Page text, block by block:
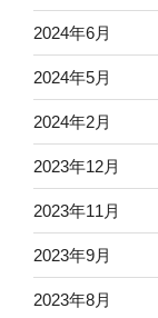
2024年6月
2024年5月
2024年2月
2023年12月
2023年11月
2023年9月
2023年8月